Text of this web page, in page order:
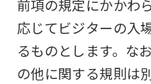
前項の規定にかかわ
応じてビジターの入
るものとします。な
の他に関する規則は